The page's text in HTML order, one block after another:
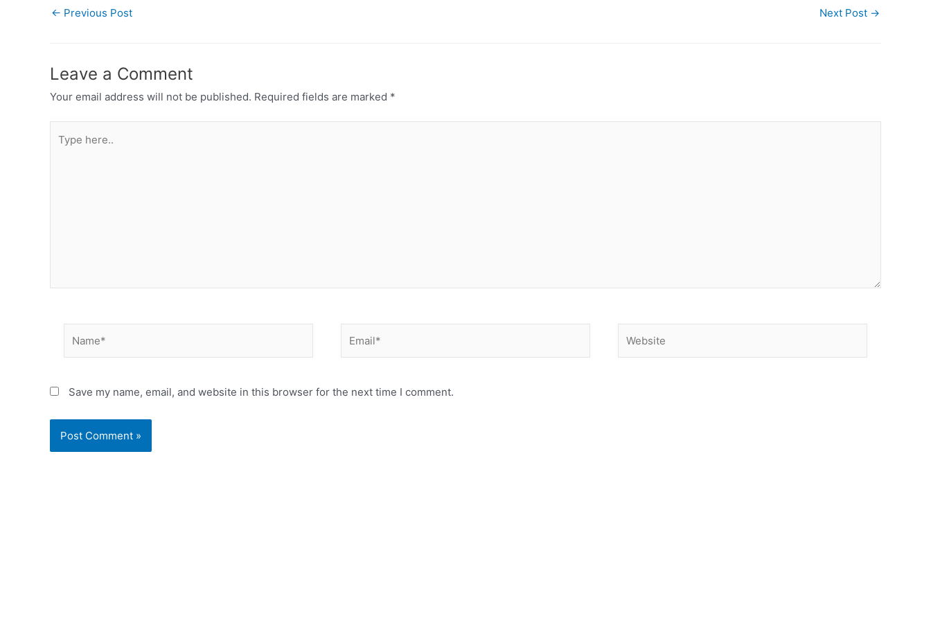
← Previous Post Next Post →
Leave a Comment
Your email address will not be published. Required fields are marked *
here..
Save my name, email, and website in this browser for the next time I comment.